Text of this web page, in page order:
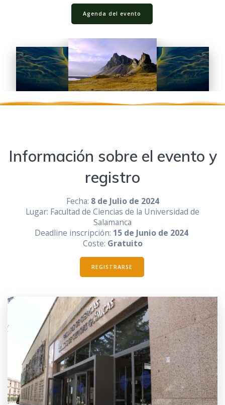
Agenda del evento
Información sobre el evento y
registro
Fecha: 8 de Julio de 2024
Lugar: Facultad de Ciencias de la Universidad de
Salamanca
Deadline inscripción: 15 de Junio de 2024
Coste: Gratuito
REGISTRARSE